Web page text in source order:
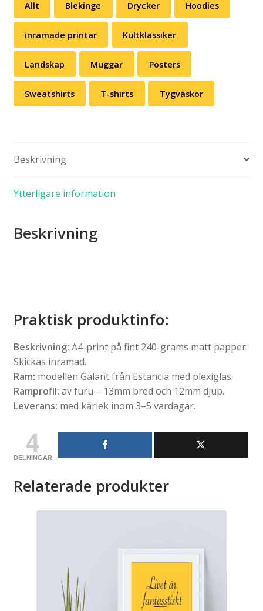
Allt Blekinge Drycker Hoodies
inramade printar Kultklassiker
Landskap Muggar Posters
Sweatshirts T-shirts Tygväskor
Beskrivning
Ytterligare information
Beskrivning
Praktisk produktinfo:
Beskrivning: A4-print på fint 240-grams matt papper.
Skickas inramad.
Ram: modellen Galant från Estancia med plexiglas.
Ramprofil: av furu – 13mm bred och 12mm djup.
Leverans: med kärlek inom 3–5 vardagar.
4
DELNINGAR
Relaterade produkter